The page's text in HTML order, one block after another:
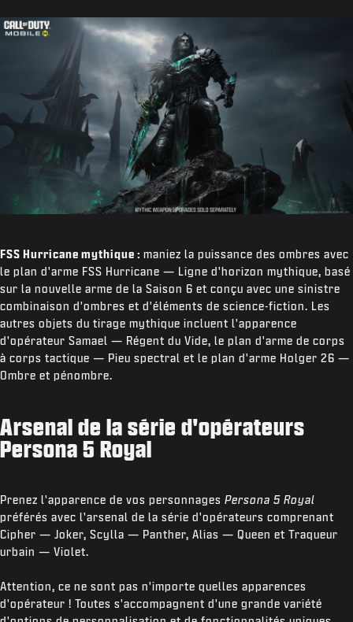
FSS Hurricane mythique : maniez la puissance des ombres avec
le plan d'arme FSS Hurricane — Ligne d'horizon mythique, basé
sur la nouvelle arme de la Saison 6 et conçu avec une sinistre
combinaison d'ombres et d'éléments de science-fiction. Les
autres objets du tirage mythique incluent l'apparence
d'opérateur Samael — Régent du Vide, le plan d'arme de corps
à corps tactique — Pieu spectral et le plan d'arme Holger 26 —
Ombre et pénombre.
Arsenal de la série d'opérateurs
Persona 5 Royal
Prenez l'apparence de vos personnages Persona 5 Royal
préférés avec l'arsenal de la série d'opérateurs comprenant
Cipher — Joker, Scylla — Panther, Alias — Queen et Traqueur
urbain — Violet.
Attention, ce ne sont pas n'importe quelles apparences
d'opérateur ! Toutes s'accompagnent d'une grande variété